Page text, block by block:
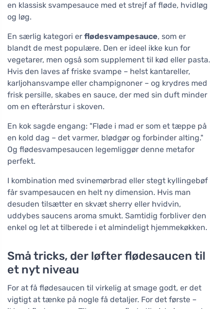
en klassisk svampesauce med et strejf af fløde, hvidløg
og løg.
En særlig kategori er flødesvampesauce, som er
blandt de mest populære. Den er ideel ikke kun for
vegetarer, men også som supplement til kød eller pasta.
Hvis den laves af friske svampe – helst kantareller,
karljohansvampe eller champignoner – og krydres med
frisk persille, skabes en sauce, der med sin duft minder
om en efterårstur i skoven.
En kok sagde engang: "Fløde i mad er som et tæppe på
en kold dag – det varmer, blødgør og forbinder alting."
Og flødesvampesaucen legemliggør denne metafor
perfekt.
I kombination med svinemørbrad eller stegt kyllingebøf
får svampesaucen en helt ny dimension. Hvis man
desuden tilsætter en skvæt sherry eller hvidvin,
uddybes saucens aroma smukt. Samtidig forbliver den
enkel og let at tilberede i et almindeligt hjemmekøkken.
Små tricks, der løfter flødesaucen til
et nyt niveau
For at få flødesaucen til virkelig at smage godt, er det
vigtigt at tænke på nogle få detaljer. For det første –